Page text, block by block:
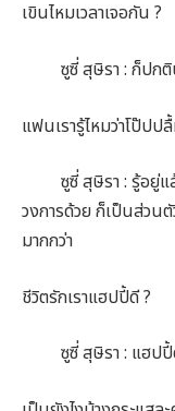
เขินไหมเวลาเจอกัน ?
ซูซี่ สุษิรา : ก็ปกติ
แฟนเรารู้ไหมว่าโป๊ปป
ซูซี่ สุษิรา : รู้อยู่แล้ว
วงการด้วย ก็เป็นส่วน
มากกว่า
ชีวิตรักเราแฮปปี้ดี ?
ซูซี่ สุษิรา : แฮปปี้